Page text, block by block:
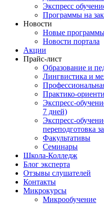
Экспресс
Программы на
Новости
Новые
Новости портала
Акции
Прайс-лист
Образование и
Лингвистика и
Практико-
Экспресс-
7 дней)
Экспресс-
переподготовка
Факультативы
Семинары
Школа-Колледж
Блог эксперта
Отзывы слушателей
Контакты
Микрокурсы
Микрообучение